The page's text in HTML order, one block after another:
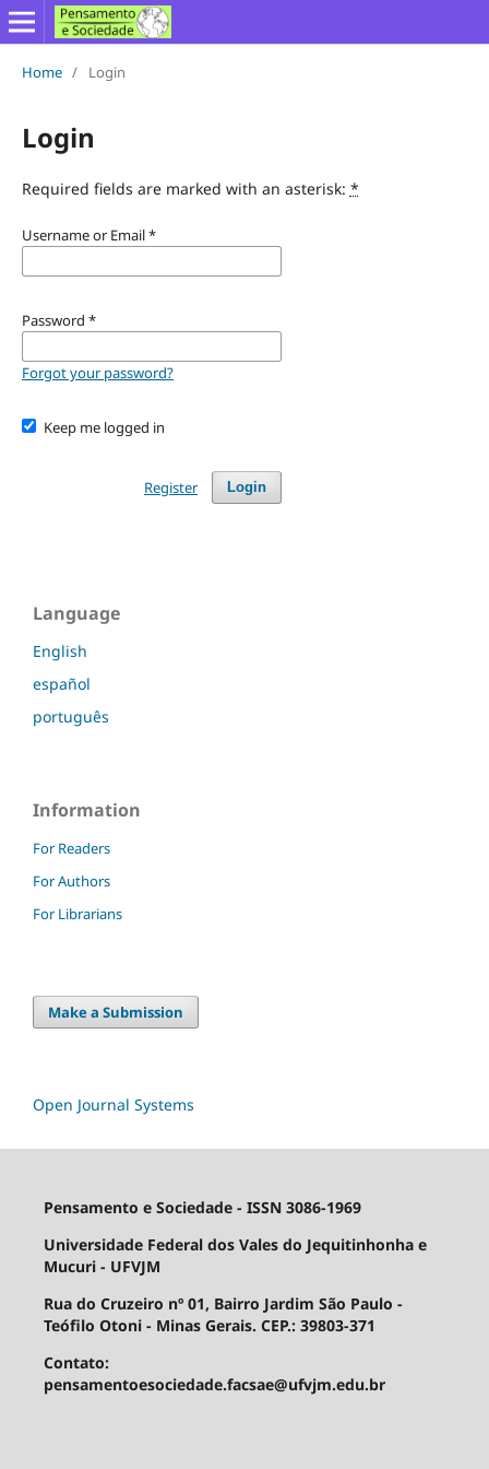
Home / Login
Login
Required fields are marked with an asterisk: *
Username or Email*
Password *
Forgot your password?
Keep me logged in
Login
Register
Language
English
español
português
Information
For Readers
For Authors
For Librarians
Make a Submission
Open Journal Systems
Pensamento e Sociedade - ISSN 3086-1969
Universidade Federal dos Vales do Jequitinhonha e
Mucuri - UFVJM
Rua do Cruzeiro nº 01, Bairro Jardim São Paulo -
Teófilo Otoni - Minas Gerais. CEP.: 39803-371
Contato:
pensamentoesociedade.facsae@ufvjm.edu.br